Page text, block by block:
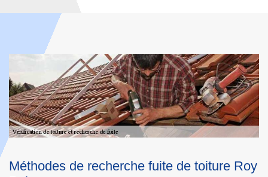
Couvreur vérification de toiture à Roy